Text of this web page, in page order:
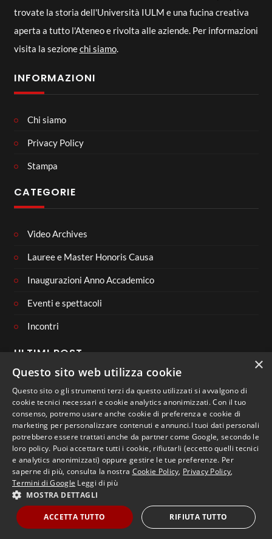
trovate la storia dell'Università IULM e una fucina creativa
aperta a tutto l'Ateneo e rivolta alle aziende. Per informazioni
visita la sezionechi siamo.
INFORMAZIONI
Chi siamo
Privacy Policy
Stampa
CATEGORIE
Video Archives
Lauree e Master Honoris Causa
Inaugurazioni Anno Accademico
Eventi e spettacoli
Incontri
ULTIMI POST
CONNECT WITH US
Copyright 2023 - Libera Università di Lingue e Comunicazione
IULM
×
Questo sito web utilizza cookie
Questo sito o gli strumenti terzi da questo utilizzati si avvalgono di
cookie tecnici necessari e cookie analytics anonimizzati. Con il tuo
consenso, potremo usare anche cookie di preferenza e cookie di
marketing per personalizzare contenuti e annunci.I tuoi dati personali
potrebbero essere trattati anche da partner come Google, secondo le
loro policy. Puoi accettare tutti i cookie, rifiutarli (eccetto quelli tecnici
e analytics anonimizzati) oppure gestire le tue preferenze. Per
saperne di più, consulta la nostra Cookie Policy, Privacy Policy,
Termini di Google Leggi di più
MOSTRA DETTAGLI
ACCETTA TUTTO RIFIUTA TUTTO